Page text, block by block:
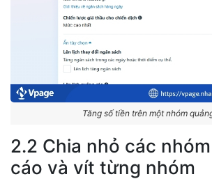
Tăng số tiền trên một nhóm
2.2 Chia nhỏ các
cáo và vít từng nhóm